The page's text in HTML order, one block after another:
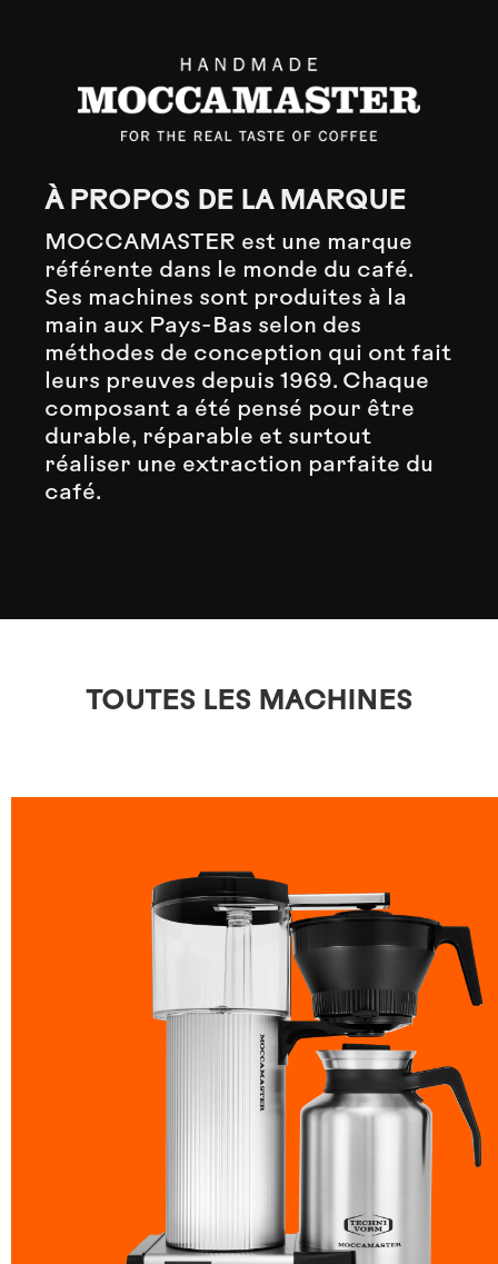
À PROPOS DE LA MARQUE
MOCCAMASTER est une marque
référente dans le monde du café.
Ses machines sont produites à la
main aux Pays-Bas selon des
méthodes de conception qui ont fait
leurs preuves depuis 1969. Chaque
composant a été pensé pour être
durable, réparable et surtout
réaliser une extraction parfaite du
café.
TOUTES LES MACHINES